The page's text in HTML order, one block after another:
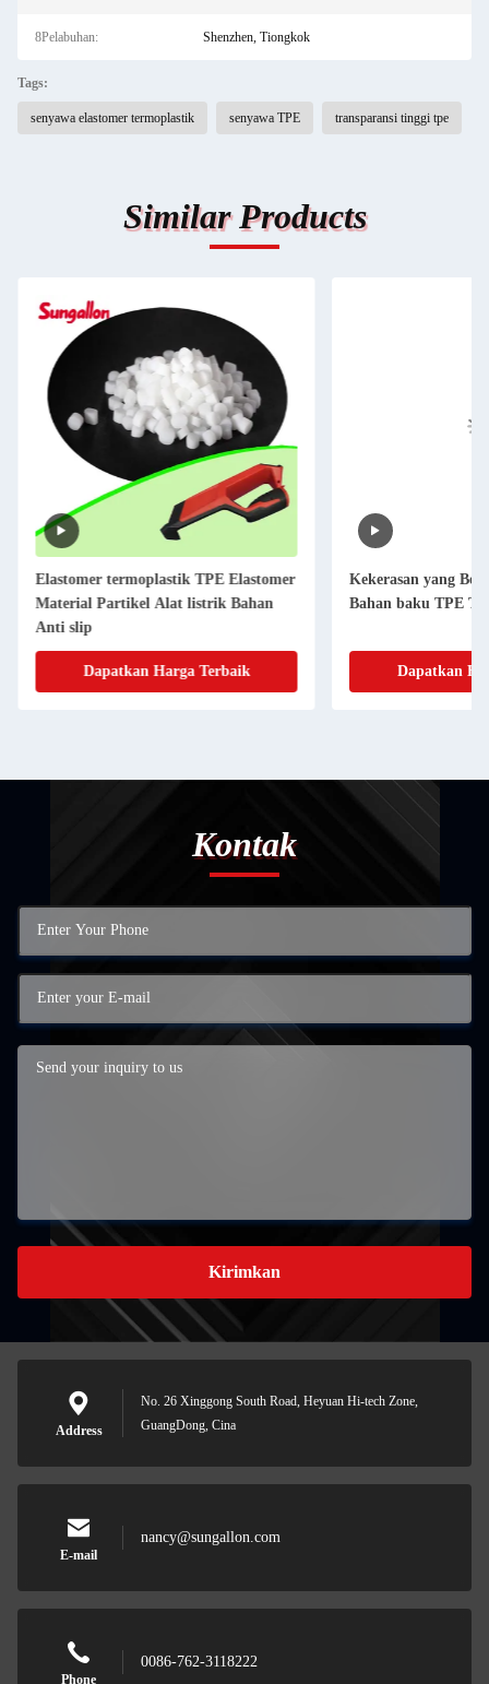
8Pelabuhan: Shenzhen, Tiongkok
Tags:
senyawa elastomer termoplastik senyawa TPE transparansi tinggi tpe
Similar Products
Elastomer termoplastik TPE Elastomer
Material Partikel Alat listrik Bahan
Anti slip
Dapatkan Harga Terbaik
Kekerasan yang
Bahan baku TPE
Dapatkan
Kontak
Kirimkan
Address
No. 26 Xinggong South Road, Heyuan Hi-tech Zone,
GuangDong, Cina
E-mail
nancy@sungallon.com
Phone
0086-762-3118222